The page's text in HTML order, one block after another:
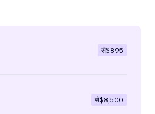
से$895
से$8,500